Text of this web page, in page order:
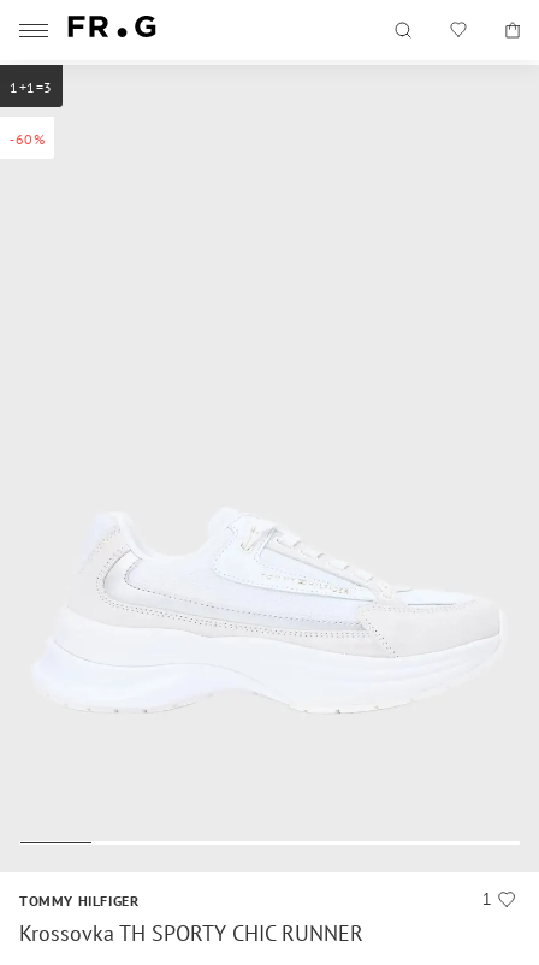
-60%
1+1=3
1
TOMMY HILFIGER
Krossovka TH SPORTY CHIC RUNNER